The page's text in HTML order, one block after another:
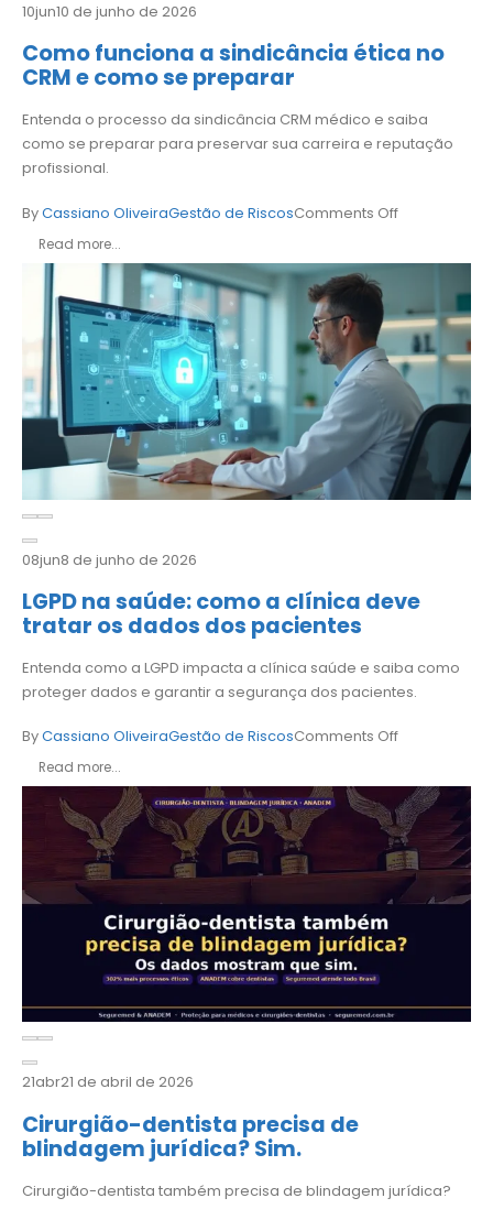
10jun10 de junho de 2026
Como funciona a sindicância ética no
CRM e como se preparar
Entenda o processo da sindicância CRM médico e saiba
como se preparar para preservar sua carreira e reputação
profissional.
ByCassiano OliveiraGestão de RiscosComments Off
Read more...
08jun8 de junho de 2026
LGPD na saúde: como a clínica deve
tratar os dados dos pacientes
Entenda como a LGPD impacta a clínica saúde e saiba como
proteger dados e garantir a segurança dos pacientes.
ByCassiano OliveiraGestão de RiscosComments Off
Read more...
21abr21 de abril de 2026
Cirurgião-dentista precisa de
blindagem jurídica? Sim.
Cirurgião-dentista também precisa de blindagem jurídica?